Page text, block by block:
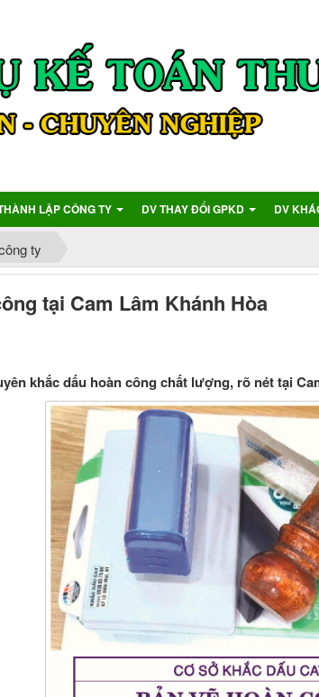
LẬP CÔNG TY DV THAY ĐỔI GPKD DV
ty
tại Cam Lâm Khánh Hòa
khắc dấu hoàn công chất lượng, rõ nét tại